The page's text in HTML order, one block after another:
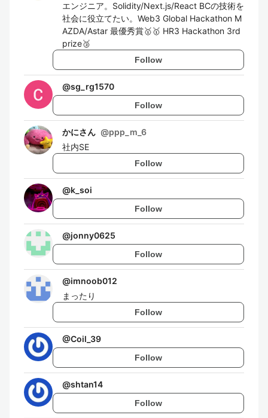
エンジニア。Solidity/Next.js/React BCの技術を
社会に役立てたい。Web3 Global Hackathon M
AZDA/Astar 最優秀賞🥇🥇 HR3 Hackathon 3rd
prize🥉
Follow
@sg_rg1570
Follow
かにさん @ppp_m_6
社内SE
Follow
@k_soi
Follow
@jonny0625
Follow
@imnoob012
まったり
Follow
@Coil_39
Follow
@shtan14
Follow